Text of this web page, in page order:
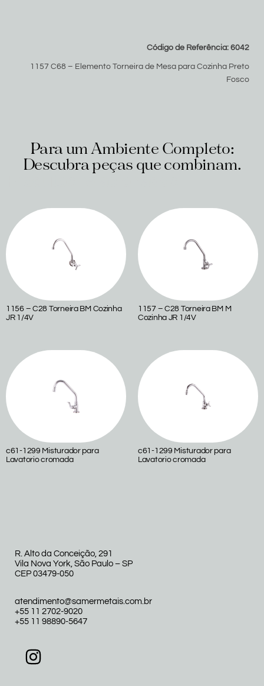
Código de Referência: 6042
1157 C68 – Elemento Torneira de Mesa para Cozinha Preto
Fosco
Para um Ambiente Completo:
Descubra peças que combinam.
1156 – C28 Torneira BM Cozinha
JR 1/4V
1157 – C28 Torneira BM M
Cozinha JR 1/4V
c61-1299 Misturador para
Lavatorio cromada
c61-1299 Misturador para
Lavatorio cromada
R. Alto da Conceição, 291
Vila Nova York, São Paulo – SP
CEP 03479-050
atendimento@samermetais.com.br
+55 11 2702-9020
+55 11 98890-5647